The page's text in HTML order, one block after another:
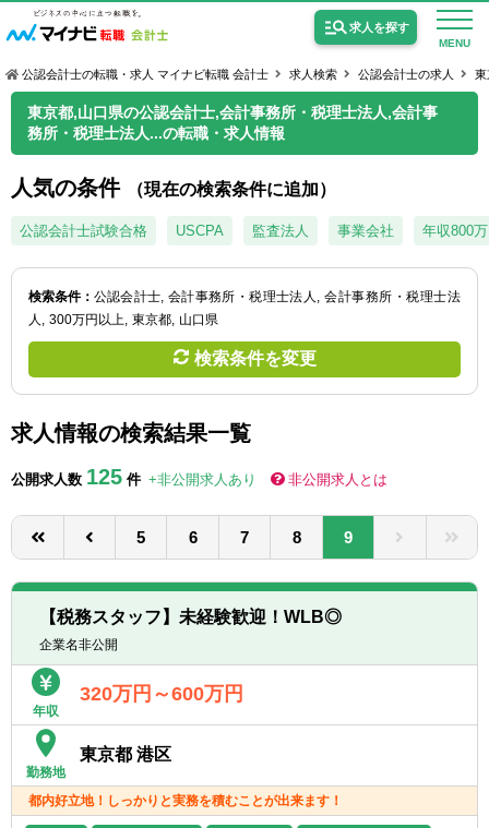
MENU
求人を探す
公認会計士試験合格向けの求人
ご利用ガイド
非公開求人とは？
業界情報
公認会計士の転職・求人 マイナビ転職 会計士 求人検索 公認会計士の求人 東
東京都,山口県の公認会計士,会計事務所・税理士法人,会計事
務所・税理士法人...の転職・求人情報
人気の条件 （現在の検索条件に追加）
公認会計士試験合格 USCPA 監査法人 事業会社 年収800
検索条件： 公認会計士 会計事務所・税理士法人
会計事務所・税理士法
人
300万円以上 東京都 山口県
検索条件を変更
求人情報の検索結果一覧
公開求人数 125 件 +非公開求人あり 非公開求人とは
5 6 7 8 9
【税務スタッフ】未経験歓迎！WLB◎
企業名非公開
年収
320万円～600万円
勤務地
東京都 港区
都内好立地！しっかりと実務を積むことが出来ます！